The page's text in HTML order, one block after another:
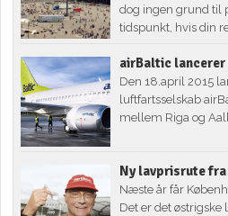
dog ingen grund til
tidspunkt, hvis din
airBaltic
Den 18.april 2015
luftfartsselskab
mellem Riga og
Ny lavprisrute fra
Næste år får
Det er det østrigske